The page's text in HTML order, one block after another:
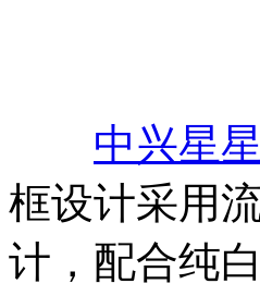
中兴星
框设计采用
计，配合纯